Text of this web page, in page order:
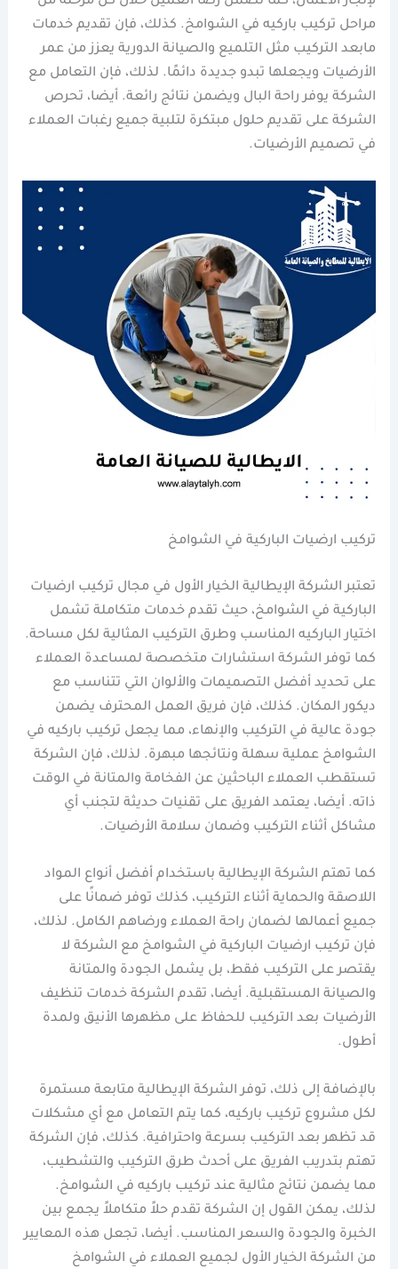
مراحل تركيب باركيه في الشوامخ. كذلك، فإن تقديم خدمات
مابعد التركيب مثل التلميع والصيانة الدورية يعزز من عمر
الأرضيات ويجعلها تبدو جديدة دائمًا. لذلك، فإن التعامل مع
الشركة يوفر راحة البال ويضمن نتائج رائعة. أيضا، تحرص
الشركة على تقديم حلول مبتكرة لتلبية جميع رغبات العملاء
في تصميم الأرضيات.
تركيب ارضيات الباركية في الشوامخ
تعتبر الشركة الإيطالية الخيار الأول في مجال تركيب ارضيات
الباركية في الشوامخ، حيث تقدم خدمات متكاملة تشمل
اختيار الباركيه المناسب وطرق التركيب المثالية لكل مساحة.
كما توفر الشركة استشارات متخصصة لمساعدة العملاء
على تحديد أفضل التصميمات والألوان التي تتناسب مع
ديكور المكان. كذلك، فإن فريق العمل المحترف يضمن
جودة عالية في التركيب والإنهاء، مما يجعل تركيب باركيه في
الشوامخ عملية سهلة ونتائجها مبهرة. لذلك، فإن الشركة
تستقطب العملاء الباحثين عن الفخامة والمتانة في الوقت
ذاته. أيضا، يعتمد الفريق على تقنيات حديثة لتجنب أي
مشاكل أثناء التركيب وضمان سلامة الأرضيات.
كما تهتم الشركة الإيطالية باستخدام أفضل أنواع المواد
اللاصقة والحماية أثناء التركيب، كذلك توفر ضمانًا على
جميع أعمالها لضمان راحة العملاء ورضاهم الكامل. لذلك،
فإن تركيب ارضيات الباركية في الشوامخ مع الشركة لا
يقتصر على التركيب فقط، بل يشمل الجودة والمتانة
والصيانة المستقبلية. أيضا، تقدم الشركة خدمات تنظيف
الأرضيات بعد التركيب للحفاظ على مظهرها الأنيق ولمدة
أطول.
بالإضافة إلى ذلك، توفر الشركة الإيطالية متابعة مستمرة
لكل مشروع تركيب باركيه، كما يتم التعامل مع أي مشكلات
قد تظهر بعد التركيب بسرعة واحترافية. كذلك، فإن الشركة
تهتم بتدريب الفريق على أحدث طرق التركيب والتشطيب،
مما يضمن نتائج مثالية عند تركيب باركيه في الشوامخ.
لذلك، يمكن القول إن الشركة تقدم حلاً متكاملاً يجمع بين
الخبرة والجودة والسعر المناسب. أيضا، تجعل هذه المعايير
من الشركة الخيار الأول لجميع العملاء في الشوامخ